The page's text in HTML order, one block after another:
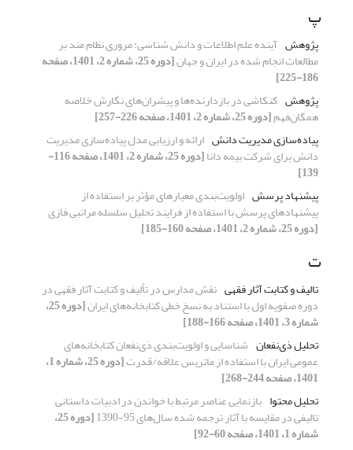
پ
پژوهش آینده علم اطلاعات و دانش شناسی: مروری نظام مند بر
مطالعات انجام شده در ایران و جهان [دوره 25، شماره 2، 1401، صفحه
186-225]
پژوهش کنکاشی در بازدارنده‌ها و پیشران‌های نگارش خلاصه
همگان‌فهم[دوره 25، شماره 2، 1401، صفحه 226-257]
پیاده‌سازی مدیریت دانش ارائه و ارزیابی مدل پیاده‌سازی مدیریت
دانش برای شرکت بیمه دانا [دوره 25، شماره 2، 1401، صفحه 116-
139]
پیشنهاد پرسش اولویت‌بندی معیارهای مؤثر بر استفاده از
پیشنهادهای پرسش با استفاده از فرایند تحلیل سلسله مراتبی فازی
[دوره 25، شماره 2، 1401، صفحه 160-185]
ت
تالیف و کتابت آثار فقهی نقش مدارس در تألیف و کتابت آثار فقهی در
دوره صفویه اول با استناد به نسخ خطی کتابخانه‌های ایران [دوره 25،
شماره 3، 1401، صفحه 166-188]
تحلیل ذی‌نفعان شناسایی و اولویت‌بندی ذی‌نفعان کتابخانه‌های
عمومی ایران با استفاده از ماتریس علاقه/قدرت [دوره 25، شماره 1،
1401، صفحه 244-268]
تحلیل محتوا بازنمایی عناصر مرتبط با خواندن در ادبیات داستانی
تالیفی در مقایسه با آثار ترجمه شده‌ سال‌های 95-1390 [دوره 25،
شماره 1، 1401، صفحه 60-92]